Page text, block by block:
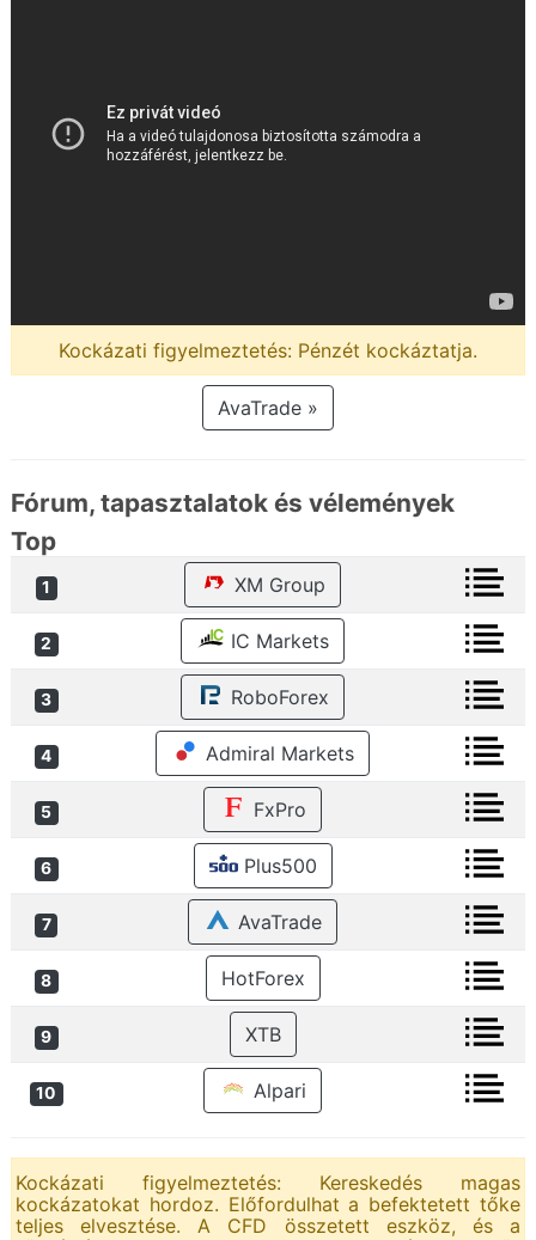
Kockázati figyelmeztetés: Pénzét kockáztatja.
AvaTrade »
Fórum, tapasztalatok és vélemények
Top
1 XM Group
2 IC Markets
3 RoboForex
4 Admiral Markets
5 FxPro
6 Plus500
7 AvaTrade
8 HotForex
9 XTB
10 Alpari
Kockázati figyelmeztetés: Kereskedés magas
kockázatokat hordoz. Előfordulhat a befektetett tőke
teljes elvesztése. A CFD összetett eszköz, és a